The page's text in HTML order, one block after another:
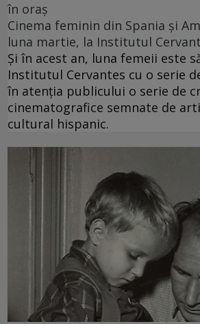
în oraș
Cinema feminin din Spania și
luna martie, la Institutul
Și în acest an, luna femeii este
Institutul Cervantes cu o serie
în atenția publicului o serie de
cinematografice semnate de
cultural hispanic.